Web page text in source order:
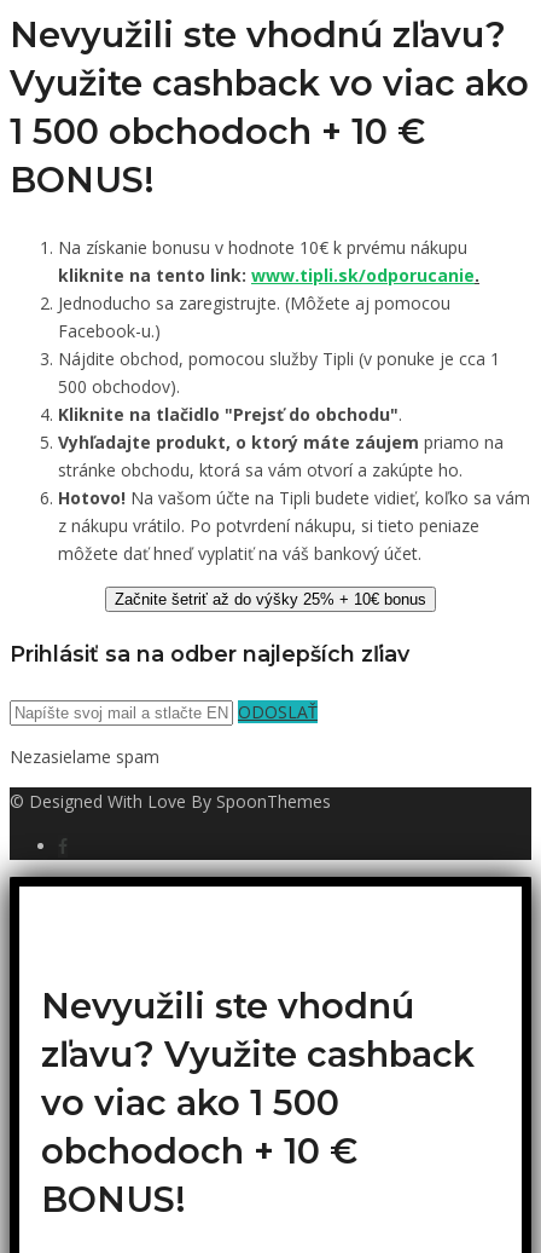
Nevyužili ste vhodnú zľavu?
Využite cashback vo viac ako
1 500 obchodoch + 10 €
BONUS!
Na získanie bonusu v hodnote 10€ k prvému nákupu
kliknite na tento link: www.tipli.sk/odporucanie.
Jednoducho sa zaregistrujte. (Môžete aj pomocou
Facebook-u.)
Nájdite obchod, pomocou služby Tipli (v ponuke je cca 1
500 obchodov).
Kliknite na tlačidlo "Prejsť do obchodu".
Vyhľadajte produkt, o ktorý máte záujem priamo na
stránke obchodu, ktorá sa vám otvorí a zakúpte ho.
Hotovo! Na vašom účte na Tipli budete vidieť, koľko sa vám
z nákupu vrátilo. Po potvrdení nákupu, si tieto peniaze
môžete dať hneď vyplatiť na váš bankový účet.
Začnite šetriť až do výšky 25% + 10€ bonus
Prihlásiť sa na odber najlepších zľiav
ODOSLAŤ
Nezasielame spam
© Designed With Love By SpoonThemes
Nevyužili ste vhodnú
zľavu? Využite cashback
vo viac ako 1 500
obchodoch + 10 €
BONUS!